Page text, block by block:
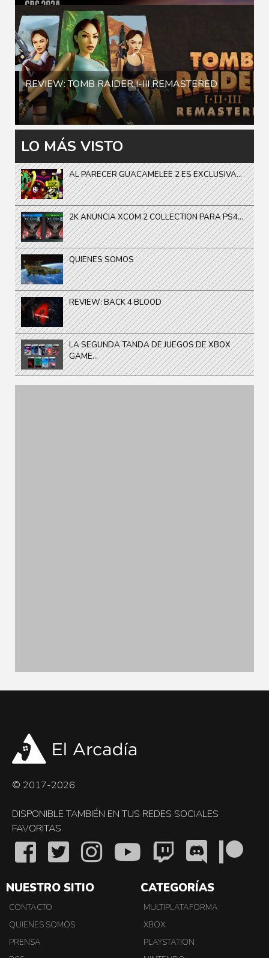
REVIEW: TOMB RAIDER I-III REMASTERED
LO MÁS VISTO
AL PARECER GUACAMELEE 2 ES EXCLUSIVA...
2K ANUNCIA XCOM 2 COLLECTION PARA PS4...
QUIENES SOMOS
REVIEW: BACK 4 BLOOD
LA SEGUNDA TANDA DE JUEGOS DE XBOX
GAME...
© 2017-2026
DISPONIBLE TAMBIÉN EN TUS REDES SOCIALES
FAVORITAS
NUESTRO SITIO
CONTACTO
QUIENES SOMOS
PRENSA
CATEGORÍAS
MULTIPLATAFORMA
XBOX
PLAYSTATION